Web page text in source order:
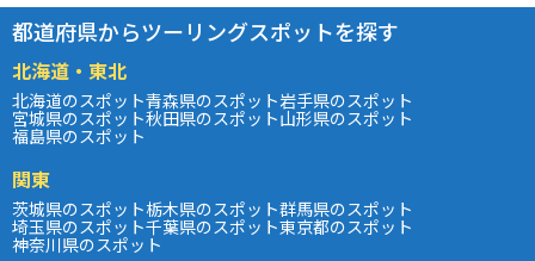
都道府県からツーリングスポットを探す
北海道・東北
北海道のスポット青森県のスポット岩手県のスポット
宮城県のスポット秋田県のスポット山形県のスポット
福島県のスポット
関東
茨城県のスポット栃木県のスポット群馬県のスポット
埼玉県のスポット千葉県のスポット東京都のスポット
神奈川県のスポット